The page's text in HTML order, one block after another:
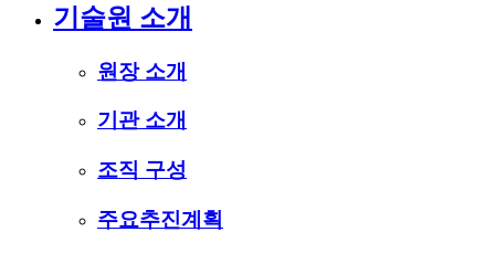
기술원 소개
원장 소개
기관 소개
조직 구성
주요추진계획